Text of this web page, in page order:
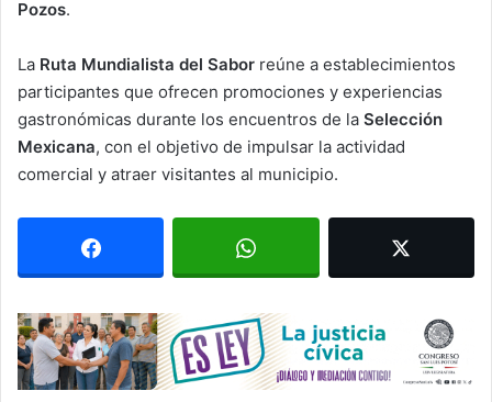
Pozos.
La Ruta Mundialista del Sabor reúne a establecimientos
participantes que ofrecen promociones y experiencias
gastronómicas durante los encuentros de la Selección
Mexicana, con el objetivo de impulsar la actividad
comercial y atraer visitantes al municipio.